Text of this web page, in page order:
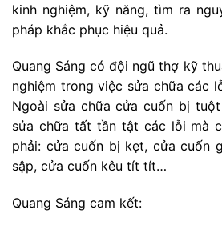
kinh nghiệm, kỹ năng, tìm ra
pháp khắc phục hiệu quả.
Quang Sáng có đội ngũ thợ kỹ
nghiệm trong việc sửa chữa các
Ngoài sửa chữa cửa cuốn bị
sửa chữa tất tần tật các lỗi mà
phải: cửa cuốn bị kẹt, cửa cuốn
sập, cửa cuốn kêu tít tít…
Quang Sáng cam kết: